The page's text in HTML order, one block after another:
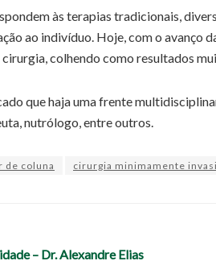
às terapias tradicionais,
ao indivíduo. Hoje, com o avanço
cirurgia, colhendo como resultados
que haja uma frente
nutrólogo, entre outros.
de coluna cirurgia minimamente
– Dr. Alexandre Elias